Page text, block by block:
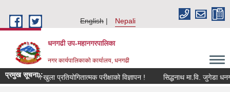
English
Nepali
धनगढी उप-महानगरपालिका
नगर कार्यपालिकाको कार्यालय, धनगढी
प्रमुख सूचना::लागि खुला प्रतियोगितात्मक परीक्षाको विज्ञापन !